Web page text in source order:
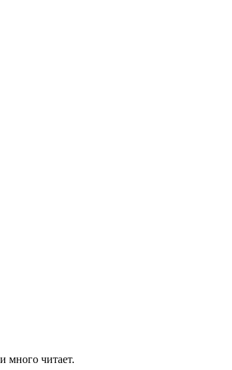
много читает.